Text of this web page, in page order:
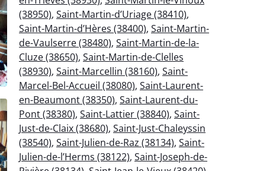
(38950), Saint-Martin-d’Uriage (38410),
Saint-Martin-d’Hères (38400), Saint-Martin-
de-Vaulserre (38480), Saint-Martin-de-la-
Cluze (38650), Saint-Martin-de-Clelles
(38930), Saint-Marcellin (38160), Saint-
Marcel-Bel-Accueil (38080), Saint-Laurent-
en-Beaumont (38350), Saint-Laurent-du-
Pont (38380), Saint-Lattier (38840), Saint-
Just-de-Claix (38680), Saint-Just-Chaleyssin
(38540), Saint-Julien-de-Raz (38134), Saint-
Julien-de-l’Herms (38122), Saint-Joseph-de-